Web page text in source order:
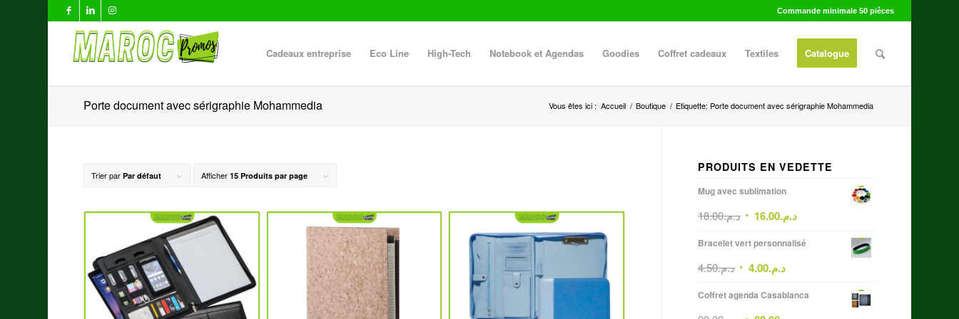
Commande minimale 50 pièces
Cadeaux entreprise Eco Line High-Tech Notebook et Agendas Goodies Coffret cadeaux Textiles Catalogue
Porte document avec sérigraphie Mohammedia Vous êtes ici : Accueil / Boutique / Etiquette: Porte document avec sérigraphie Mohammedia
Trier parPar défaut Afficher15 Produits par page
PRODUITS EN VEDETTE
Mug avec sublimation
د.م.18.00 د.م.16.00
Bracelet vert personnalisé
د.م.4.50 د.م.4.00
Coffret agenda Casablanca